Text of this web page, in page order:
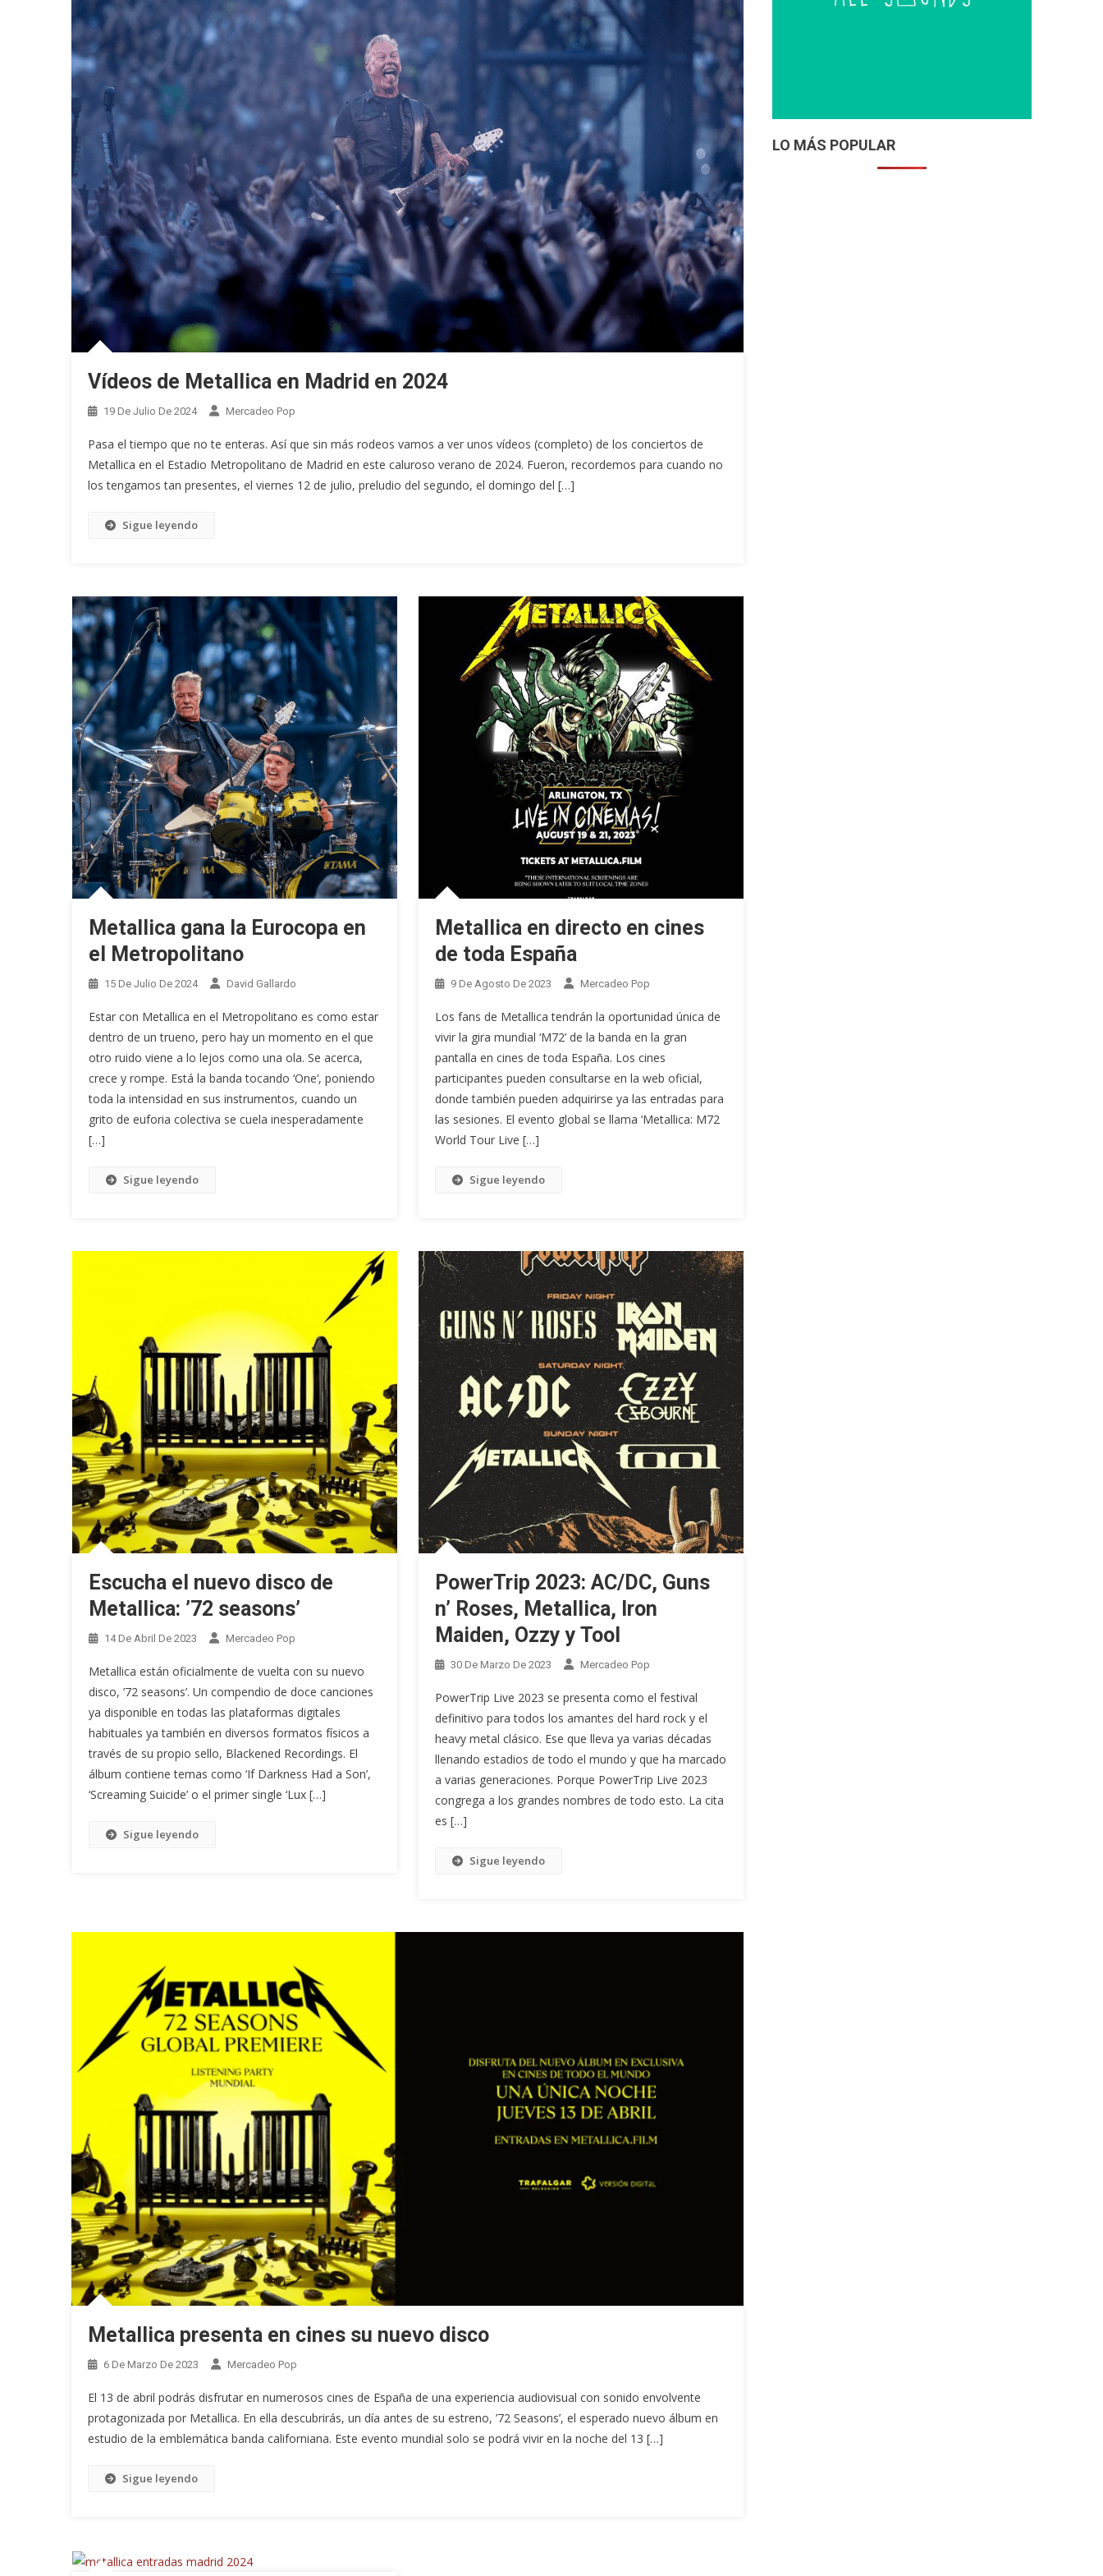
Vídeos de Metallica en Madrid en 2024
19 De Julio De 2024 Mercadeo Pop
Pasa el tiempo que no te enteras. Así que sin más rodeos vamos a ver unos vídeos (completo) de los conciertos de
Metallica en el Estadio Metropolitano de Madrid en este caluroso verano de 2024. Fueron, recordemos para cuando no
los tengamos tan presentes, el viernes 12 de julio, preludio del segundo, el domingo del […]
Sigue leyendo
Metallica gana la Eurocopa en
el Metropolitano
15 De Julio De 2024 David Gallardo
Estar con Metallica en el Metropolitano es como estar
dentro de un trueno, pero hay un momento en el que
otro ruido viene a lo lejos como una ola. Se acerca,
crece y rompe. Está la banda tocando ‘One‘, poniendo
toda la intensidad en sus instrumentos, cuando un
grito de euforia colectiva se cuela inesperadamente
[…]
Sigue leyendo
Metallica en directo en cines
de toda España
9 De Agosto De 2023 Mercadeo Pop
Los fans de Metallica tendrán la oportunidad única de
vivir la gira mundial ‘M72’ de la banda en la gran
pantalla en cines de toda España. Los cines
participantes pueden consultarse en la web oficial,
donde también pueden adquirirse ya las entradas para
las sesiones. El evento global se llama ‘Metallica: M72
World Tour Live […]
Sigue leyendo
Escucha el nuevo disco de
Metallica: ’72 seasons’
14 De Abril De 2023 Mercadeo Pop
Metallica están oficialmente de vuelta con su nuevo
disco, ’72 seasons’. Un compendio de doce canciones
ya disponible en todas las plataformas digitales
habituales ya también en diversos formatos físicos a
través de su propio sello, Blackened Recordings. El
álbum contiene temas como ‘If Darkness Had a Son’,
‘Screaming Suicide’ o el primer single ‘Lux […]
Sigue leyendo
PowerTrip 2023: AC/DC, Guns
n’ Roses, Metallica, Iron
Maiden, Ozzy y Tool
30 De Marzo De 2023 Mercadeo Pop
PowerTrip Live 2023 se presenta como el festival
definitivo para todos los amantes del hard rock y el
heavy metal clásico. Ese que lleva ya varias décadas
llenando estadios de todo el mundo y que ha marcado
a varias generaciones. Porque PowerTrip Live 2023
congrega a los grandes nombres de todo esto. La cita
es […]
Sigue leyendo
Metallica presenta en cines su nuevo disco
6 De Marzo De 2023 Mercadeo Pop
El 13 de abril podrás disfrutar en numerosos cines de España de una experiencia audiovisual con sonido envolvente
protagonizada por Metallica. En ella descubrirás, un día antes de su estreno, ’72 Seasons’, el esperado nuevo álbum en
estudio de la emblemática banda californiana. Este evento mundial solo se podrá vivir en la noche del 13 […]
Sigue leyendo
LO MÁS POPULAR